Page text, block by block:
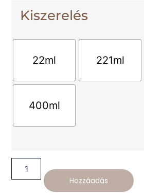
Kiszerelés
22ml 221ml
400ml
Hozzáadás